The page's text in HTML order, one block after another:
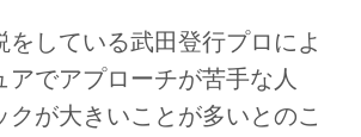
をしている武田登行プロによ
アでアプローチが苦手な人
クが大きいことが多いとのこ